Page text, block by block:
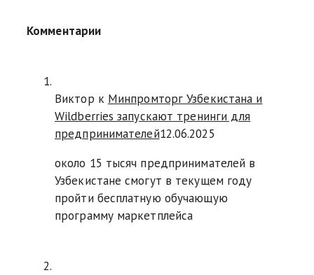
Комментарии
Виктор к Минпромторг Узбекистана и
Wildberries запускают тренинги для
предпринимателей12.06.2025
около 15 тысяч предпринимателей в
Узбекистане смогут в текущем году
пройти бесплатную обучающую
программу маркетплейса